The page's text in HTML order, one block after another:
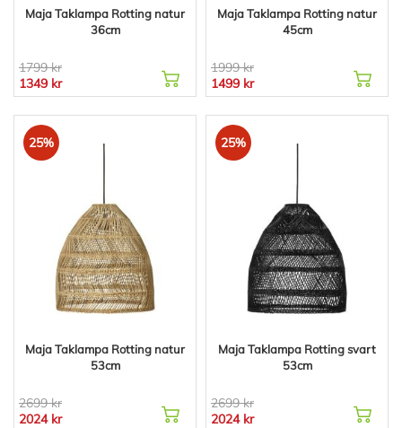
Maja Taklampa Rotting natur
36cm
1799 kr
1349 kr
Maja Taklampa Rotting natur
45cm
1999 kr
1499 kr
25%
Maja Taklampa Rotting natur
53cm
2699 kr
2024 kr
25%
Maja Taklampa Rotting svart
53cm
2699 kr
2024 kr